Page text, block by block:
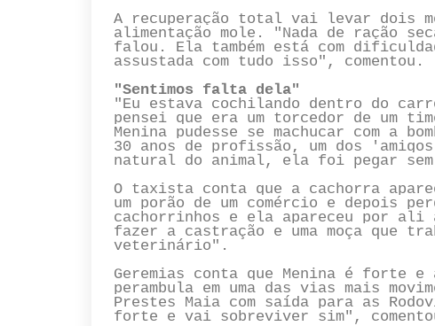
A recuperação total vai levar dois
alimentação mole. "Nada de ração
falou. Ela também está com
assustada com tudo isso", comentou.
"Sentimos falta dela"
"Eu estava cochilando dentro do
pensei que era um torcedor de um
Menina pudesse se machucar com a
30 anos de profissão, um dos
natural do animal, ela foi pegar
O taxista conta que a cachorra
um porão de um comércio e depois
cachorrinhos e ela apareceu por ali
fazer a castração e uma moça que
veterinário".
Geremias conta que Menina é forte
perambula em uma das vias mais
Prestes Maia com saída para as
forte e vai sobreviver sim",